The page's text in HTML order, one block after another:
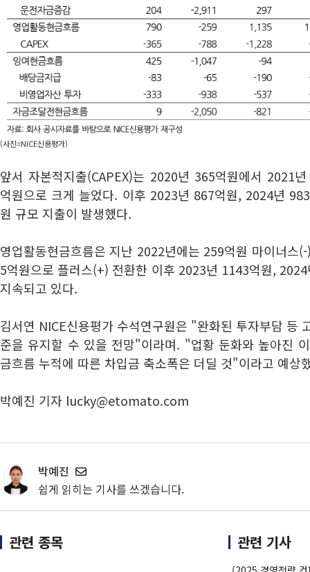
(사진=NICE신용평가)
앞서 자본적지출(CAPEX)는 2020년 365억원에서 2021
억원으로 크게 늘었다. 이후 2023년 867억원, 2024년
원 규모 지출이 발생했다.
영업활동현금흐름은 지난 2022년에는 259억원 마이너스
5억원으로 플러스(+) 전환한 이후 2023년 1143억원,
지속되고 있다.
김서연 NICE신용평가 수석연구원은 "완화된 투자부담 등
준을 유지할 수 있을 전망"이라며. "업황 둔화와 높아진
금흐름 누적에 따른 차입금 축소폭은 더딜 것"이라고 예상
박예진 기자 lucky@etomato.com
박예진
쉽게 읽히는 기사를 쓰겠습니다.
관련 종목 관련 기사